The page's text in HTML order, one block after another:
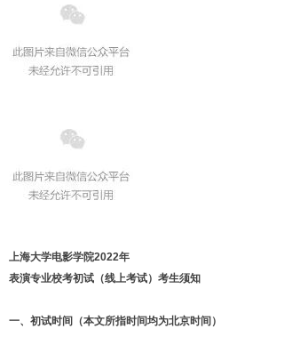
上海大学电影学院2022年
表演专业校考初试（线上考试）考生须知
一、初试时间（本文所指时间均为北京时间）